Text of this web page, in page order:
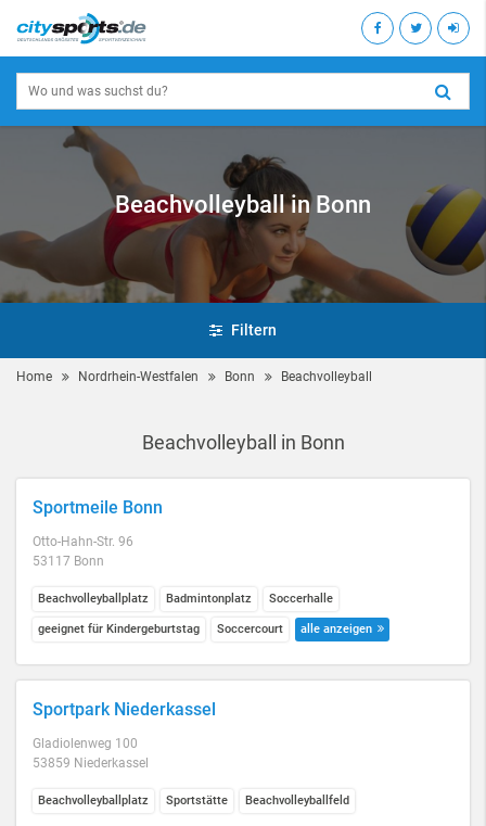
Beachvolleyball in Bonn
Filtern
Home Nordrhein-Westfalen Bonn Beachvolleyball
Beachvolleyball in Bonn
Sportmeile Bonn
Otto-Hahn-Str. 96
53117 Bonn
Beachvolleyballplatz Badmintonplatz Soccerhalle
geeignet für Kindergeburtstag Soccercourt alle anzeigen
Sportpark Niederkassel
Gladiolenweg 100
53859 Niederkassel
Beachvolleyballplatz Sportstätte Beachvolleyballfeld